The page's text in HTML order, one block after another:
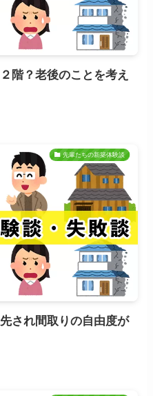
階？老後のことを考え
先輩たちの新築体験談
され間取りの自由度が